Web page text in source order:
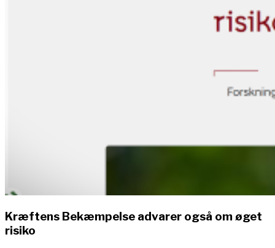
Kræftens Bekæmpelse advarer også om øget
risiko